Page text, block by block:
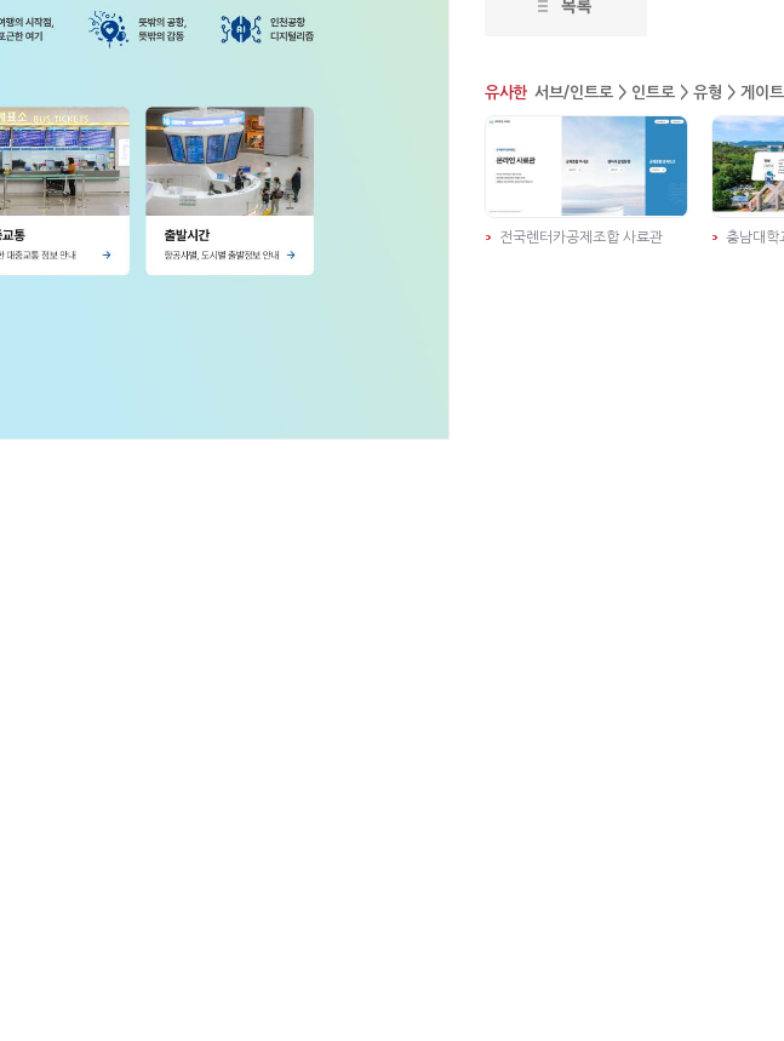
유사한 서브/인트로 > 인트로 > 유형 > 게이
전국렌터카공제조합 사료관 충남대학